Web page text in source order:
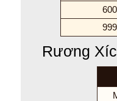
Rương